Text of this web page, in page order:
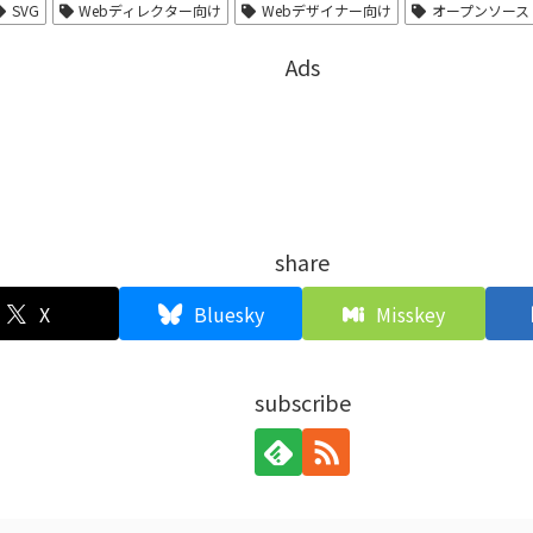
SVG Webディレクター向け Webデザイナー向け オープンソース
Ads
share
X Bluesky Misskey
subscribe